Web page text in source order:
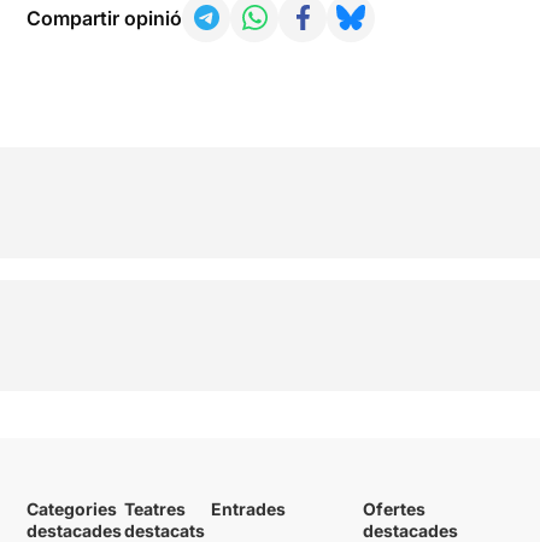
Compartir opinió
Categories
destacades
Teatres
destacats
Entrades
Ofertes
destacades